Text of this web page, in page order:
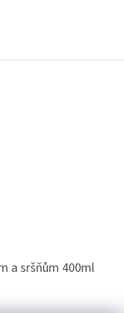
a sršňům 400ml